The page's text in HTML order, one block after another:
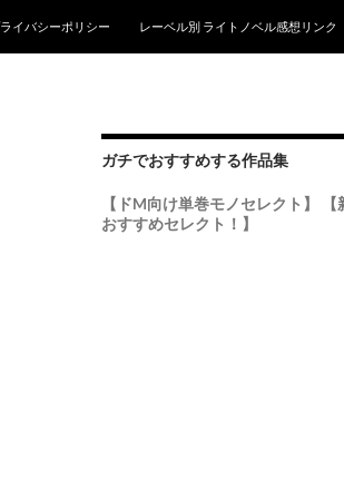
イバシーポリシー
レーベル別 ライトノベル感想リンク
ガチでおすすめする作品集
【ドM向け単巻モノセレクト】
おすすめセレクト！】